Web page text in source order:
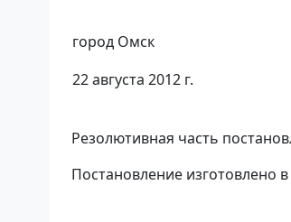
город Омск
22 августа 2012 г.
Резолютивная часть
Постановление изготовлено